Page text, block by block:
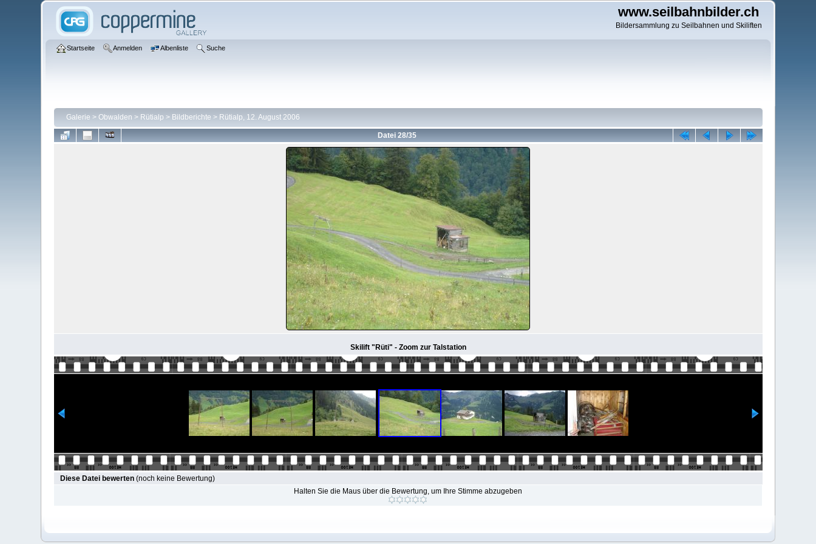
www.seilbahnbilder.ch
Bildersammlung zu Seilbahnen und Skiliften
Startseite Anmelden Albenliste Suche
Galerie > Obwalden > Rütialp > Bildberichte > Rütialp, 12. August 2006
Datei 28/35
Skilift "Rüti" - Zoom zur Talstation
Diese Datei bewerten(noch keine Bewertung)
Halten Sie die Maus über die Bewertung, um Ihre Stimme abzugeben